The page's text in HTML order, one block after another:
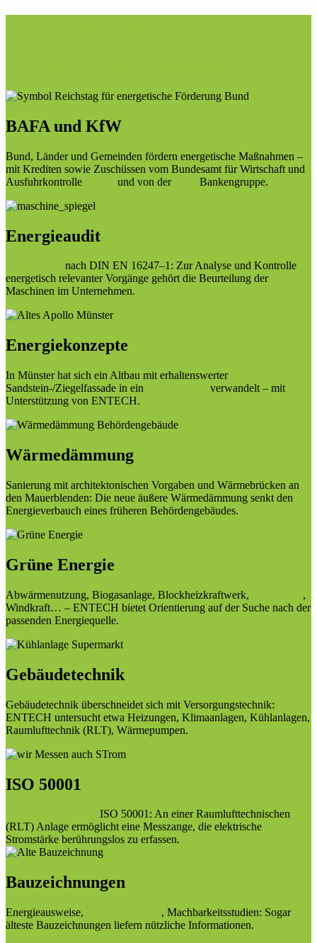
BAFA und KfW
Bund, Länder und Gemeinden fördern energetische Maßnahmen –
mit Krediten sowie Zuschüssen vom Bundesamt für Wirtschaft und
Ausfuhrkontrolle
und von der Bankengruppe.
Energieaudit
nach DIN EN 16247–1: Zur Analyse und Kontrolle
energetisch relevanter Vorgänge gehört die Beurteilung der
Maschinen im Unternehmen.
Energiekonzepte
In Münster hat sich ein Altbau mit erhaltenswerter
Sandstein-/Ziegelfassade in ein
verwandelt – mit
Unterstützung von ENTECH.
Wärmedämmung
Sanierung mit architektonischen Vorgaben und Wärmebrücken an
den Mauerblenden: Die neue äußere Wärmedämmung senkt den
Energieverbauch eines früheren Behördengebäudes.
Grüne Energie
Abwärmenutzung, Biogasanlage, Blockheizkraftwerk,
,
Windkraft… – ENTECH bietet Orientierung auf der Suche nach der
passenden Energiequelle.
Gebäudetechnik
Gebäudetechnik überschneidet sich mit Versorgungstechnik:
ENTECH untersucht etwa Heizungen, Klimaanlagen, Kühlanlagen,
Raumlufttechnik (RLT), Wärmepumpen.
ISO 50001
ISO 50001: An einer Raumlufttechnischen
(RLT) Anlage ermöglicht eine Messzange, die elektrische
Stromstärke berührungslos zu erfassen.
Bauzeichnungen
Energieausweise,
, Machbarkeitsstudien: Sogar
älteste Bauzeichnungen liefern nützliche Informationen.